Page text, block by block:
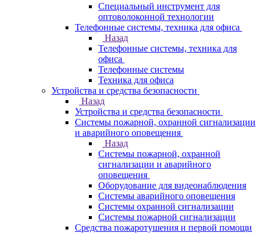
Специальный инструмент для
оптоволоконной технологии
Телефонные системы, техника для офиса
Назад
Телефонные системы, техника для
офиса
Телефонные системы
Техника для офиса
Устройства и средства безопасности
Назад
Устройства и средства безопасности
Системы пожарной, охранной сигнализации
и аварийного оповещения
Назад
Системы пожарной, охранной
сигнализации и аварийного
оповещения
Оборудование для видеонаблюдения
Системы аварийного оповещения
Системы охранной сигнализации
Системы пожарной сигнализации
Средства пожаротушения и первой помощи